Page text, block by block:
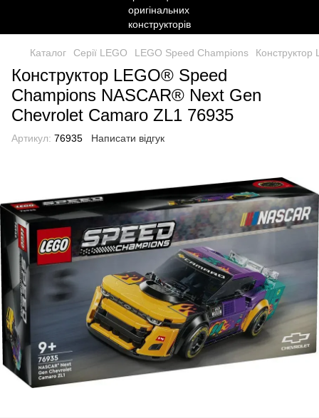
Каталог Серії LEGO LEGO Speed Champions
Конструктор LEGO® Speed
Champions NASCAR® Next Gen
Chevrolet Camaro ZL1 76935
Артикул: 76935 Написати відгук